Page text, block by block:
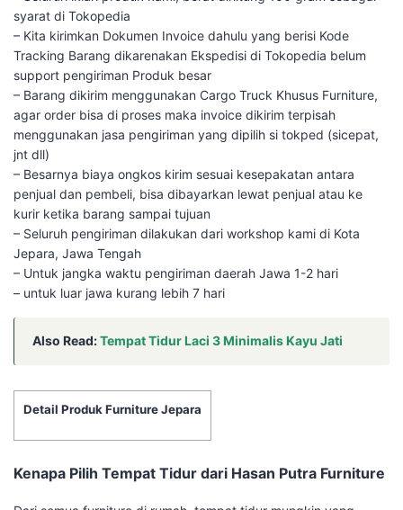
syarat di Tokopedia
– Kita kirimkan Dokumen Invoice dahulu yang berisi Kode
Tracking Barang dikarenakan Ekspedisi di Tokopedia belum
support pengiriman Produk besar
– Barang dikirim menggunakan Cargo Truck Khusus Furniture,
agar order bisa di proses maka invoice dikirim terpisah
menggunakan jasa pengiriman yang dipilih si tokped (sicepat,
jnt dll)
– Besarnya biaya ongkos kirim sesuai kesepakatan antara
penjual dan pembeli, bisa dibayarkan lewat penjual atau ke
kurir ketika barang sampai tujuan
– Seluruh pengiriman dilakukan dari workshop kami di Kota
Jepara, Jawa Tengah
– Untuk jangka waktu pengiriman daerah Jawa 1-2 hari
– untuk luar jawa kurang lebih 7 hari
Also Read:Tempat Tidur Laci 3 Minimalis Kayu Jati
Detail Produk Furniture Jepara
Kenapa Pilih Tempat Tidur dari Hasan Putra Furniture